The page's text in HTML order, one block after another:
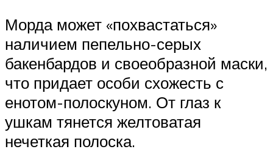
Морда может «похвастаться»
наличием пепельно-серых
бакенбардов и своеобразной маски,
что придает особи схожесть с
енотом-полоскуном. От глаз к
ушкам тянется желтоватая
нечеткая полоска.